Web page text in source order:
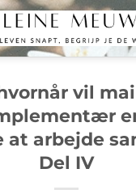
vil
at arbejde
Del IV